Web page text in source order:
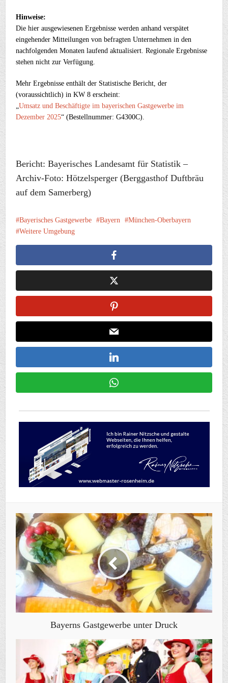
Hinweise:
Die hier ausgewiesenen Ergebnisse werden anhand verspätet
eingehender Mitteilungen von befragten Unternehmen in den
nachfolgenden Monaten laufend aktualisiert. Regionale Ergebnisse
stehen nicht zur Verfügung.
Mehr Ergebnisse enthält der Statistische Bericht, der
(voraussichtlich) in KW 8 erscheint:
„Umsatz und Beschäftigte im bayerischen Gastgewerbe im
Dezember 2025“ (Bestellnummer: G4300C).
Bericht: Bayerisches Landesamt für Statistik –
Archiv-Foto: Hötzelsperger (Berggasthof Duftbräu
auf dem Samerberg)
Bayerisches Gastgewerbe Bayern
München-Oberbayern
Weitere Umgebung
Bayerns Gastgewerbe unter Druck